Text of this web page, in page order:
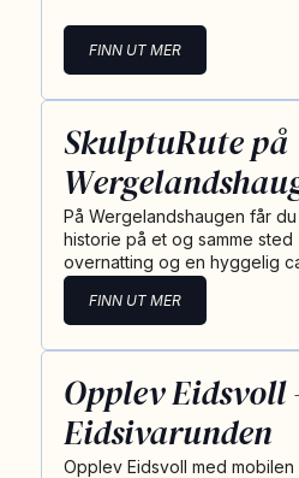
FINN UT MER
SkulptuRute på
På Wergelandshaugen får
historie på et og samme sted
overnatting og en hyggelig
FINN UT MER
Opplev Eidsvoll
Eidsivarunden
Opplev Eidsvoll med